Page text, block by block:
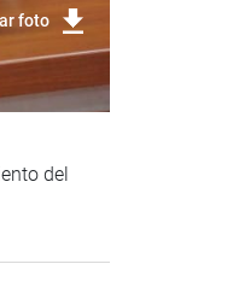
foto
del